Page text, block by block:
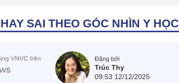
SAI THEO GÓC NHÌN Y HỌC
Đăng bởi
Trúc Thy
09:53 12/12/2025